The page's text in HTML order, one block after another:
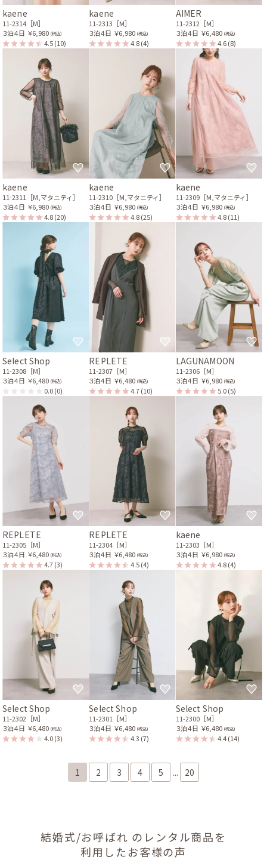
kaene
11-2314［M］
３泊４日 ￥6,980 (税込)
4.5(10)
kaene
11-2313［M］
３泊４日 ￥6,980 (税込)
4.8(4)
AIMER
11-2312［M］
３泊４日 ￥6,480 (税込)
4.6(8)
kaene
11-2311［M,マタニティ］
３泊４日 ￥6,980 (税込)
4.8(20)
kaene
11-2310［M,マタニティ］
３泊４日 ￥6,980 (税込)
4.8(25)
kaene
11-2309［M,マタニティ］
３泊４日 ￥6,980 (税込)
4.8(11)
Select Shop
11-2308［M］
３泊４日 ￥6,480 (税込)
0.0(0)
REPLETE
11-2307［M］
３泊４日 ￥6,480 (税込)
4.7(10)
LAGUNAMOON
11-2306［M］
３泊４日 ￥6,980 (税込)
5.0(5)
REPLETE
11-2305［M］
３泊４日 ￥6,480 (税込)
4.7(3)
REPLETE
11-2304［M］
３泊４日 ￥6,480 (税込)
4.5(4)
kaene
11-2303［M］
３泊４日 ￥6,980 (税込)
4.8(4)
Select Shop
11-2302［M］
３泊４日 ￥6,480 (税込)
4.0(3)
Select Shop
11-2301［M］
３泊４日 ￥6,480 (税込)
4.3 (7)
Select Shop
11-2300［M］
３泊４日 ￥6,480 (税込)
4.4(14)
1 2 3 4 5 ... 20
結婚式/お呼ばれ のレンタル商品を
利用したお客様の声